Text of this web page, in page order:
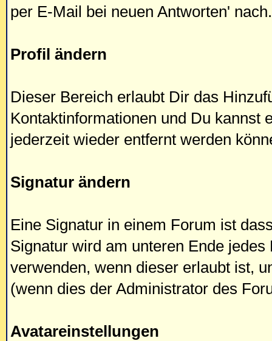
per E-Mail bei neuen Antworten' nach.
Profil ändern
Dieser Bereich erlaubt Dir das
Kontaktinformationen und Du kannst
jederzeit wieder entfernt werden
Signatur ändern
Eine Signatur in einem Forum ist
Signatur wird am unteren Ende
verwenden, wenn dieser erlaubt ist,
(wenn dies der Administrator des
Avatareinstellungen